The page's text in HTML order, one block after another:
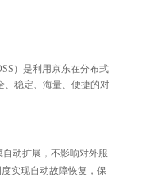
）是利用京东在分布式
、稳定、海量、便捷的对
动扩展，不影响对外服
实现自动故障恢复，保